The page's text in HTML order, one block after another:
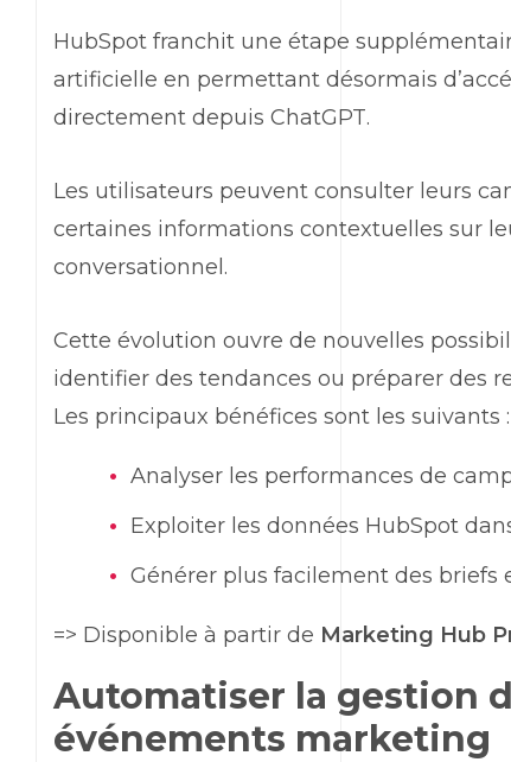
HubSpot franchit une étape
artificielle en permettant désormais
directement depuis ChatGPT.
Les utilisateurs peuvent consulter leurs
certaines informations contextuelles sur
conversationnel.
Cette évolution ouvre de nouvelles
identifier des tendances ou préparer des
Les principaux bénéfices sont les suivants :
Analyser les performances de
Exploiter les données HubSpot
Générer plus facilement des briefs
=> Disponible à partir de Marketing Hub
Automatiser la gestion
événements marketing